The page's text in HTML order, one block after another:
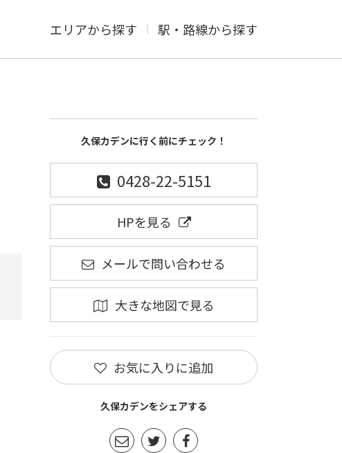
エリアから探す 駅・路線から探す
久保カデンに行く前にチェック！
0428-22-5151
HPを見る
メールで問い合わせる
大きな地図で見る
お気に入りに追加
久保カデンをシェアする